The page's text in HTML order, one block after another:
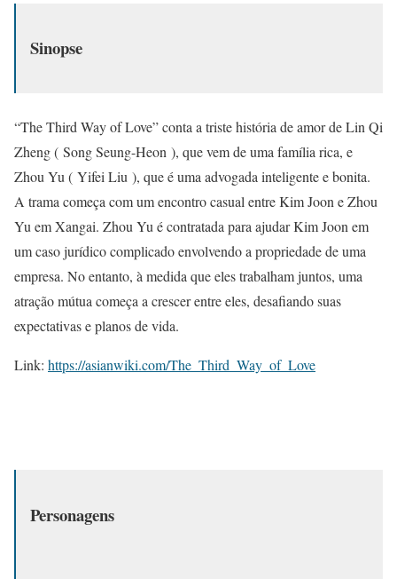
Sinopse
“The Third Way of Love” conta a triste história de amor de Lin Qi
Zheng ( Song Seung-Heon ), que vem de uma família rica, e
Zhou Yu ( Yifei Liu ), que é uma advogada inteligente e bonita.
A trama começa com um encontro casual entre Kim Joon e Zhou
Yu em Xangai. Zhou Yu é contratada para ajudar Kim Joon em
um caso jurídico complicado envolvendo a propriedade de uma
empresa. No entanto, à medida que eles trabalham juntos, uma
atração mútua começa a crescer entre eles, desafiando suas
expectativas e planos de vida.
Link: https://asianwiki.com/The_Third_Way_of_Love
Personagens